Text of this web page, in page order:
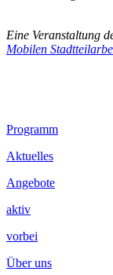
Eine Veranstaltung
Mobilen
Footer
Inhalt
Programm
Aktuelles
Angebote
aktiv
vorbei
Über uns